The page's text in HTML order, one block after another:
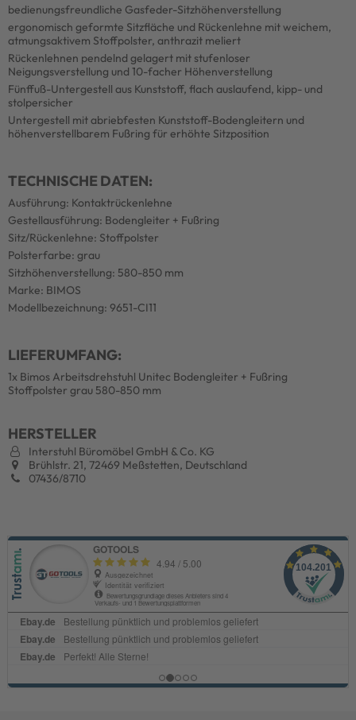
bedienungsfreundliche Gasfeder-Sitzhöhenverstellung
ergonomisch geformte Sitzfläche und Rückenlehne mit weichem,
atmungsaktivem Stoffpolster, anthrazit meliert
Rückenlehnen pendelnd gelagert mit stufenloser
Neigungsverstellung und 10-facher Höhenverstellung
Fünffuß-Untergestell aus Kunststoff, flach auslaufend, kipp- und
stolpersicher
Untergestell mit abriebfesten Kunststoff-Bodengleitern und
höhenverstellbarem Fußring für erhöhte Sitzposition
TECHNISCHE DATEN:
Ausführung: Kontaktrückenlehne
Gestellausführung: Bodengleiter + Fußring
Sitz/Rückenlehne: Stoffpolster
Polsterfarbe: grau
Sitzhöhenverstellung: 580-850 mm
Marke: BIMOS
Modellbezeichnung: 9651-CI11
LIEFERUMFANG:
1x Bimos Arbeitsdrehstuhl Unitec Bodengleiter + Fußring
Stoffpolster grau 580-850 mm
HERSTELLER
Interstuhl Büromöbel GmbH & Co. KG
Brühlstr. 21, 72469 Meßstetten, Deutschland
07436/8710